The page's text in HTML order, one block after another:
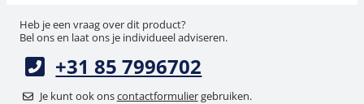
Heb je een vraag over dit product?
Bel ons en laat ons je individueel adviseren.
+31 85 7996702
Je kunt ook onscontactformuliergebruiken.